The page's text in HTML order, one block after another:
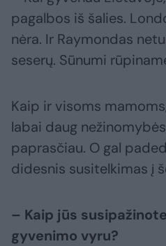
pagalbos iš šalies.
nėra. Ir Raymondas
seserų. Sūnumi
Kaip ir visoms
labai daug
paprasčiau. O gal
didesnis susitelkimas į
– Kaip jūs
gyvenimo vyru?